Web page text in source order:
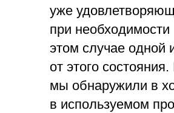
уже
при
этом случае одной
от этого
мы обнаружили в
в используемом